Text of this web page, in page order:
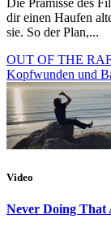
Die Prämisse des
dir einen Haufen
sie. So der Plan,...
OUT OF THE
Kopfwunden und
Video
Never Doing That